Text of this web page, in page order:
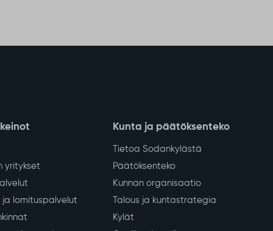
yritykset
lomituspalvelut
Kunta ja päätöksenteko
Tietoa Sodankylästä
Päätöksenteko
Kunnan organisaatio
Talous ja kuntastrategia
Kylät